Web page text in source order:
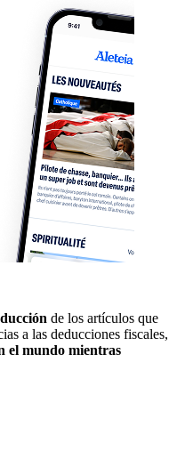
de los artículos que
a las deducciones fiscales,
el mundo mientras